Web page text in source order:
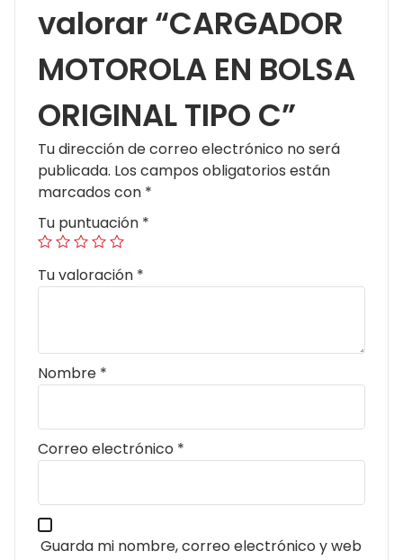
valorar “CARGADOR
MOTOROLA EN BOLSA
ORIGINAL TIPO C”
Tu dirección de correo electrónico no será
publicada. Los campos obligatorios están
marcados con *
Tu puntuación *
Tu valoración *
Nombre *
Correo electrónico *
Guarda mi nombre, correo electrónico y web